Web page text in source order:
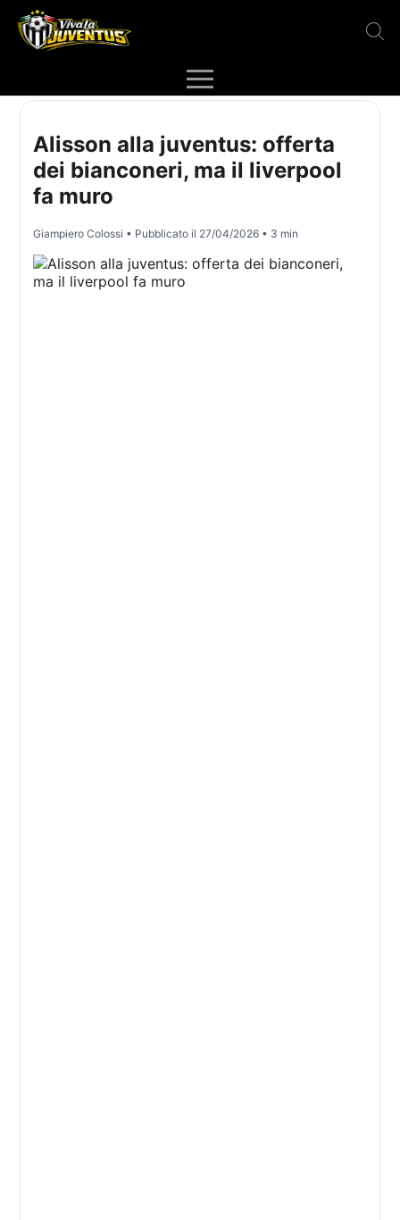
Alisson alla juventus: offerta
dei bianconeri, ma il liverpool
fa muro
Giampiero Colossi • Pubblicato il 27/04/2026 • 3 min